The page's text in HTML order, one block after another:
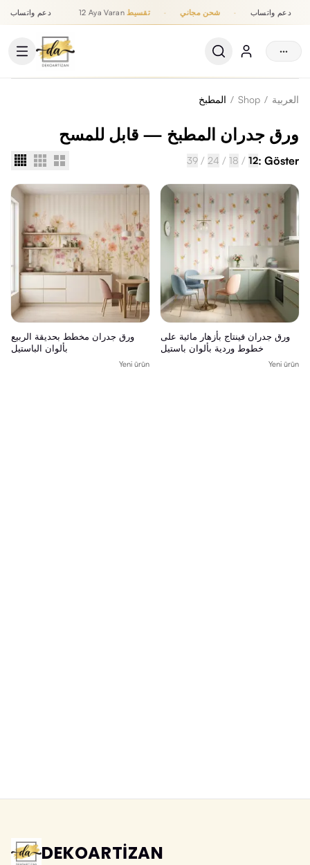
دعم واتساب 12 Aya Varan تقسيط شحن مجاني · دعم واتساب
···
العربية /
Shop
/ المطبخ
ورق جدران المطبخ — قابل للمسح
Göster :
12
/
18
/
24
/
39
ورق جدران فينتاج بأزهار مائية على
خطوط وردية بألوان باستيل
Yeni ürün
ورق جدران مخطط بحديقة الربيع
بألوان الباستيل
Yeni ürün
DEKOARTİZAN